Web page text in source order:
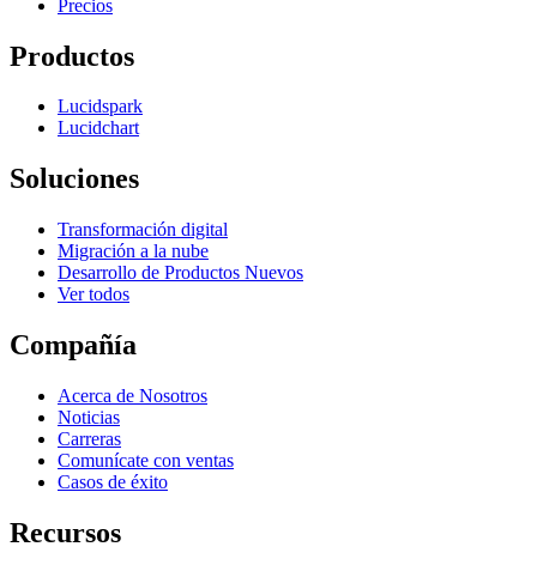
Precios
Productos
Lucidspark
Lucidchart
Soluciones
Transformación digital
Migración a la nube
Desarrollo de Productos Nuevos
Ver todos
Compañía
Acerca de Nosotros
Noticias
Carreras
Comunícate con ventas
Casos de éxito
Recursos